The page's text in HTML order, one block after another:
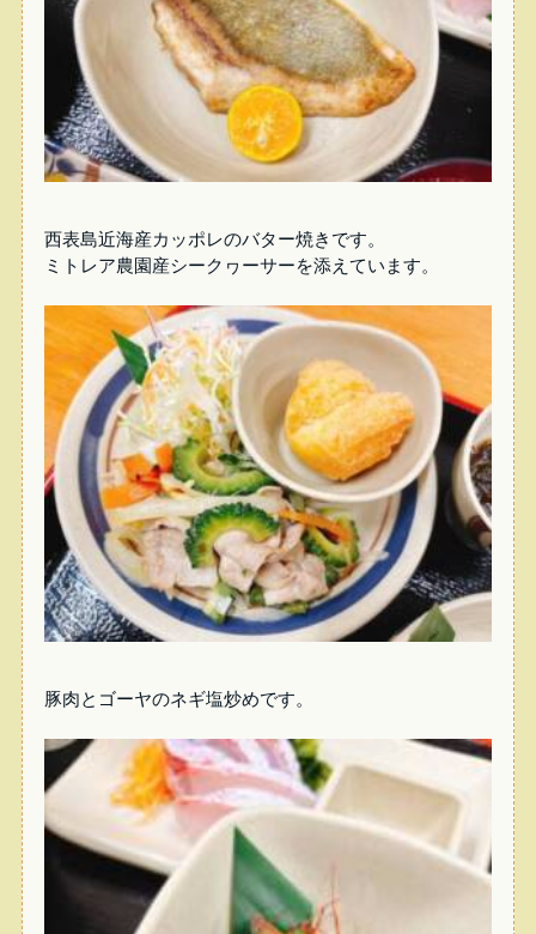
西表島近海産カッポレのバター焼きです。
ミトレア農園産シークヮーサーを添えています。
豚肉とゴーヤのネギ塩炒めです。